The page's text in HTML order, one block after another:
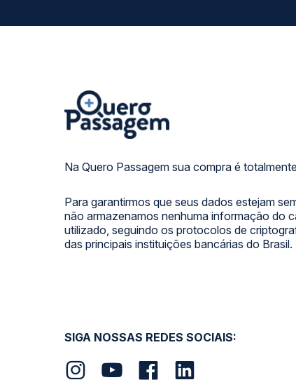
Na Quero Passagem sua compra é
Para garantirmos que seus dados estejam
não armazenamos nenhuma informação do
utilizado, seguindo os protocolos de
das principais instituições bancárias do Brasil.
SIGA NOSSAS REDES SOCIAIS: